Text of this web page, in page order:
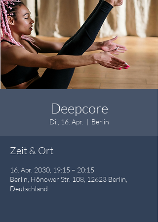
Deepcore
Di., 16. Apr.
  |
Berlin
Zeit & Ort
16. Apr. 2030, 19:15 – 20:15
Berlin, Hönower Str. 108, 12623 Berlin,
Deutschland